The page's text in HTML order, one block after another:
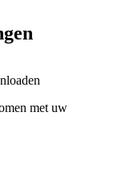
met uw